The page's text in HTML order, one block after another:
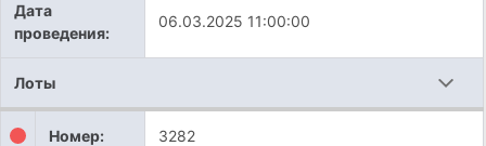
Дата
проведения:
06.03.2025 11:00:00
Лоты
Номер: 3282